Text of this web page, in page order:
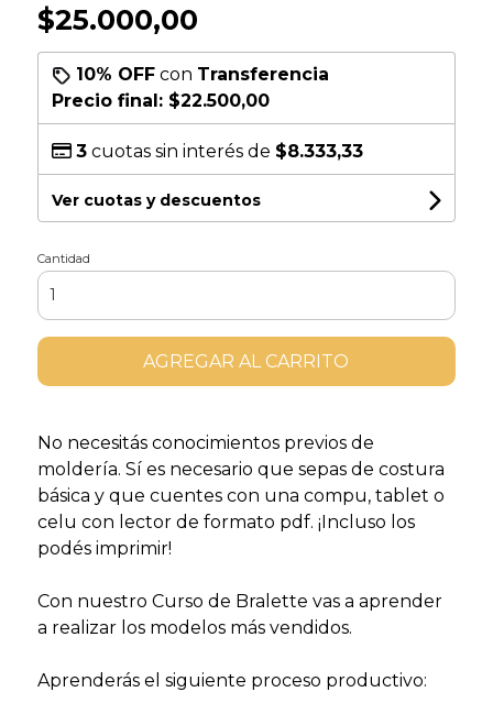
$25.000,00
10% OFFcon Transferencia
Precio final: $22.500,00
3cuotas sin interés de $8.333,33
Ver cuotas y descuentos
Cantidad
AGREGAR AL CARRITO
No necesitás conocimientos previos de
moldería. Sí es necesario que sepas de costura
básica y que cuentes con una compu, tablet o
celu con lector de formato pdf. ¡Incluso los
podés imprimir!
Con nuestro Curso de Bralette vas a aprender
a realizar los modelos más vendidos.
Aprenderás el siguiente proceso productivo: